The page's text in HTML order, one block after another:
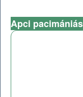
Apci